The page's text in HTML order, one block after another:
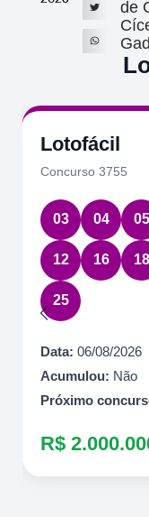
de
Lotofácil
Concurso 3755
03 04 05
12 16 18
25
Data: 06/08/2026
Acumulou: Não
Próximo
R$